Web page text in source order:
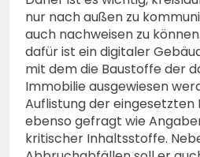
nur nach außen zu
auch nachweisen zu
dafür ist ein digitaler
mit dem die Baustoffe der
Immobilie ausgewiesen
Auflistung der
ebenso gefragt wie
kritischer Inhaltsstoffe.